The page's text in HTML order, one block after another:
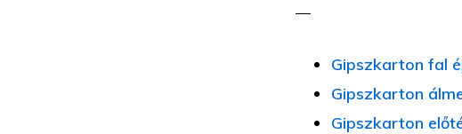
Gipszkarton fal
Gipszkarton
Gipszkarton